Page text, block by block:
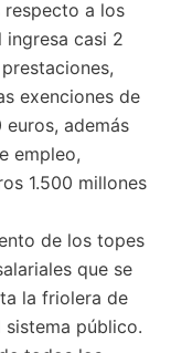
respecto a los
ingresa casi 2
exenciones de
además
empleo,
1.500 millones
de los topes
que se
la friolera de
público.